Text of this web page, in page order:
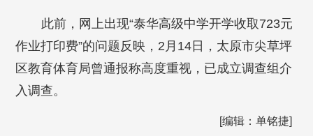
此前，网上出现“泰华高级中学开学收取723元
作业打印费”的问题反映，2月14日，太原市尖草坪
区教育体育局曾通报称高度重视，已成立调查组介
入调查。
[编辑：单铭捷]